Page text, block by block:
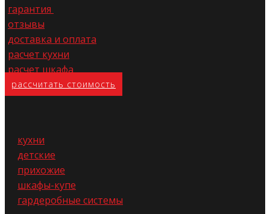
гарантия
отзывы
доставка и оплата
расчет кухни
расчет шкафа
расс​читать стоимость
кухни
детские
прихожие
шкафы-купе
гардеробные системы